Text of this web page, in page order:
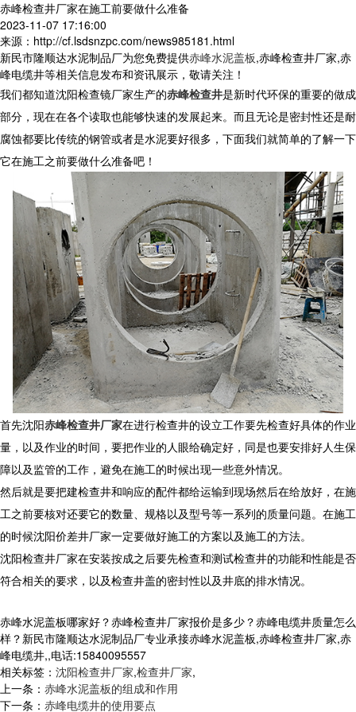
赤峰检查井厂家在施工前要做什么准备
2023-11-07 17:16:00
来源：http://cf.lsdsnzpc.com/news985181.html
新民市隆顺达水泥制品厂为您免费提供赤峰水泥盖板,赤峰检查井厂家,赤
峰电缆井等相关信息发布和资讯展示，敬请关注！
我们都知道沈阳检查镜厂家生产的赤峰检查井是新时代环保的重要的做成
部分，现在在各个读取也能够快速的发展起来。而且无论是密封性还是耐
腐蚀都要比传统的钢管或者是水泥要好很多，下面我们就简单的了解一下
它在施工之前要做什么准备吧！
首先沈阳赤峰检查井厂家在进行检查井的设立工作要先检查好具体的作业
量，以及作业的时间，要把作业的人眼给确定好，同是也要安排好人生保
障以及监管的工作，避免在施工的时候出现一些意外情况。
然后就是要把建检查井和响应的配件都给运输到现场然后在给放好，在施
工之前要核对还要它的数量、规格以及型号等一系列的质量问题。在施工
的时候沈阳价差井厂家一定要做好施工的方案以及施工的方法。
沈阳检查井厂家在安装按成之后要先检查和测试检查井的功能和性能是否
符合相关的要求，以及检查井盖的密封性以及井底的排水情况。
赤峰水泥盖板哪家好？赤峰检查井厂家报价是多少？赤峰电缆井质量怎么
样？新民市隆顺达水泥制品厂专业承接赤峰水泥盖板,赤峰检查井厂家,赤
峰电缆井,,电话:15840095557
相关标签： 沈阳检查井厂家,检查井厂家,
上一条： 赤峰水泥盖板的组成和作用
下一条： 赤峰电缆井的使用要点